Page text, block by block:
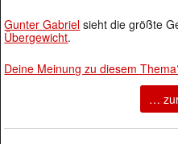
Gunter Gabriel sieht die größte
Übergewicht.
Deine Meinung zu diesem
…